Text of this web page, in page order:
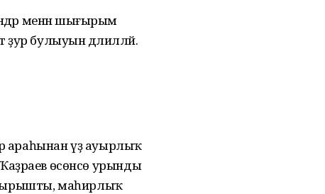
менән шығырым
булыуын дәлилләй.
араһынан үҙ ауырлыҡ
Ҡаҙраев өсөнсө урынды
тырышты, маһирлыҡ